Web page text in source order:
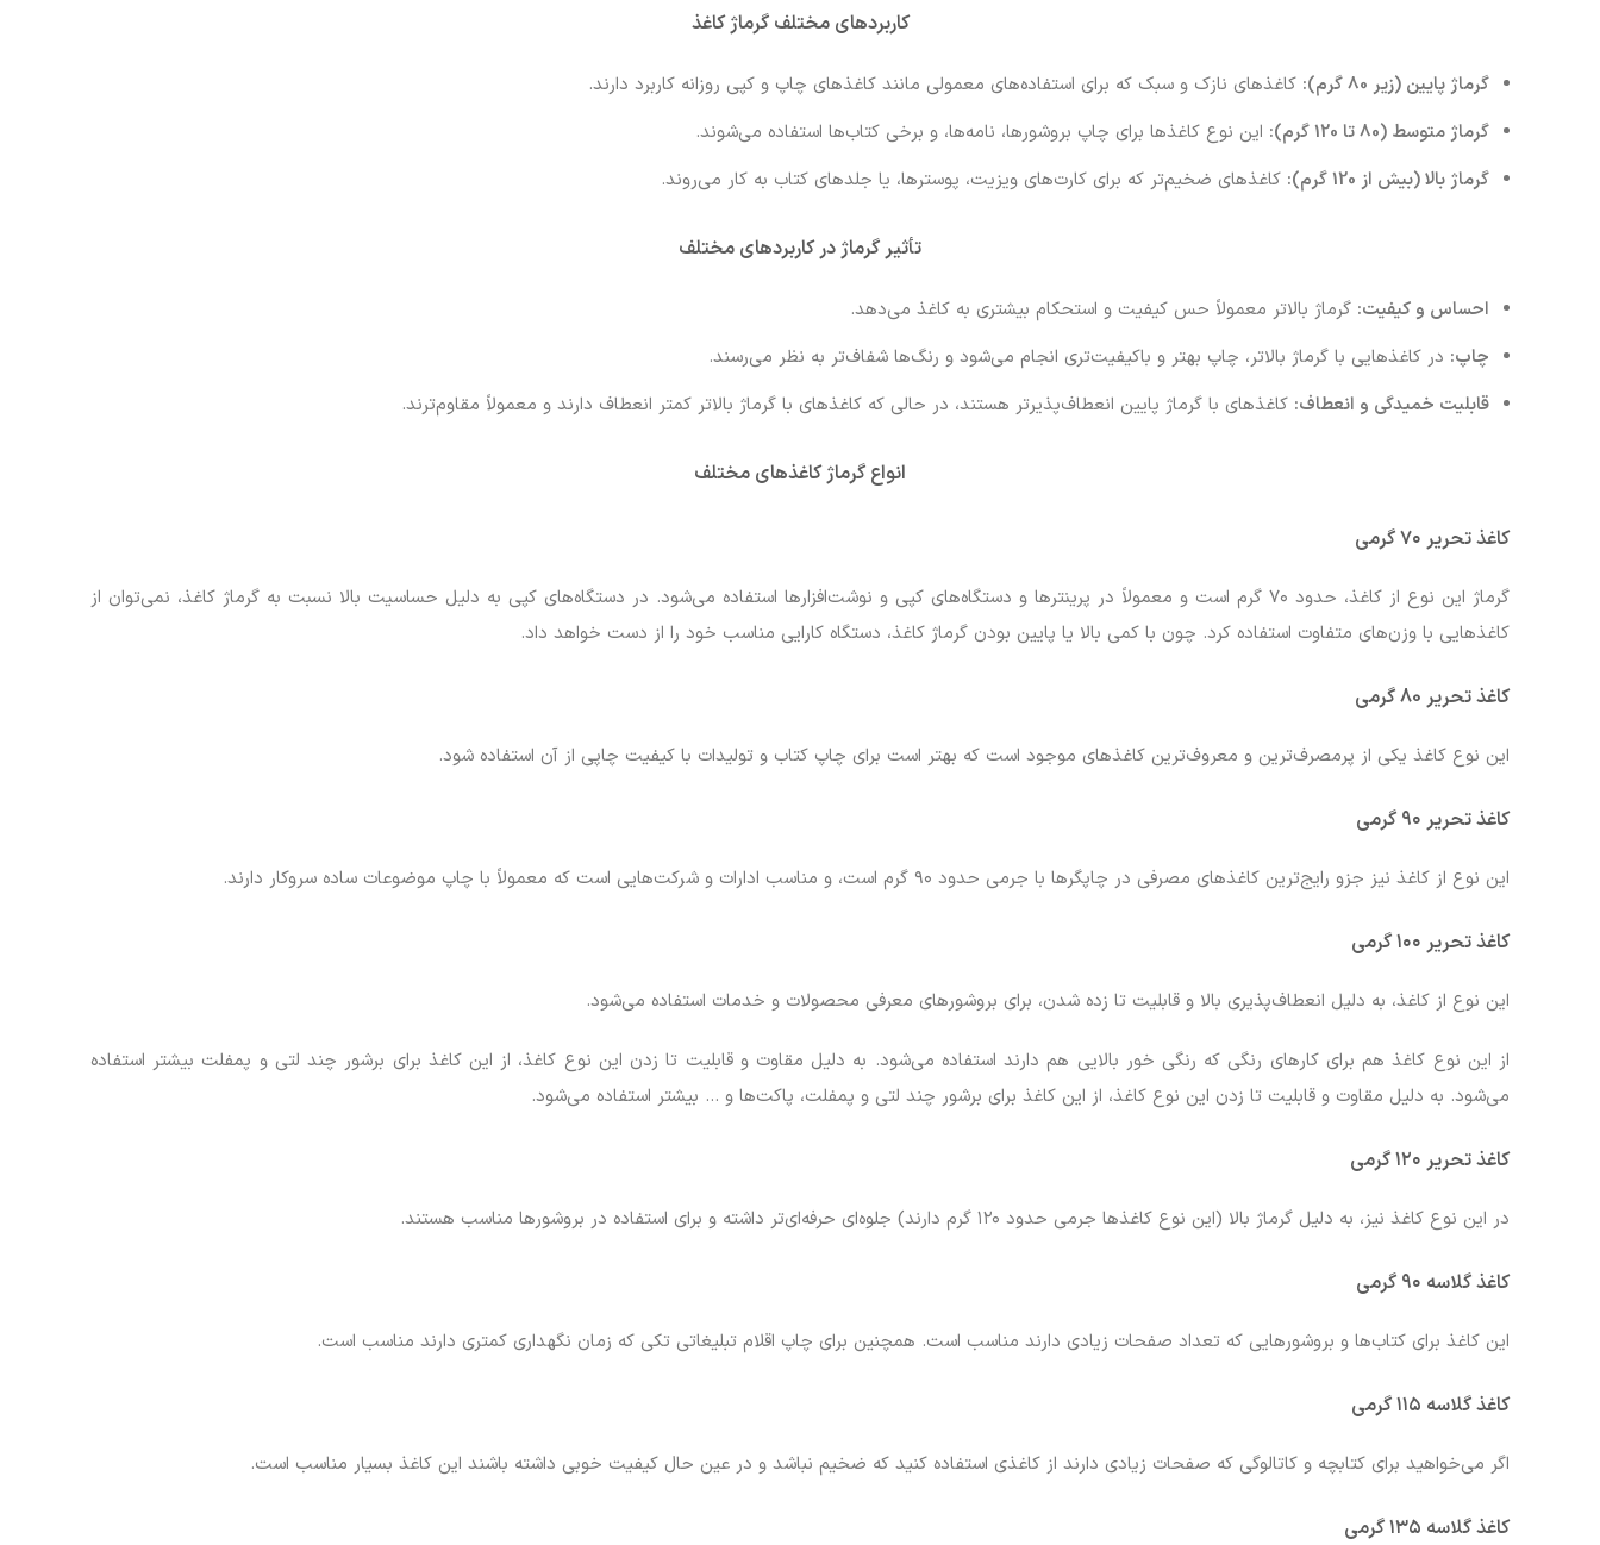
کاربردهای مختلف گرماژ کاغذ
گرماژ پایین (زیر 80 گرم):
کاغذهای نازک و سبک که برای استفاده‌های معمولی مانند کاغذهای چاپ و کپی روزانه کاربرد دارند.
گرماژ متوسط (80 تا 120 گرم):
این نوع کاغذها برای چاپ بروشورها، نامه‌ها، و برخی کتاب‌ها استفاده می‌شوند.
گرماژ بالا (بیش از 120 گرم):
کاغذهای ضخیم‌تر که برای کارت‌های ویزیت، پوسترها، یا جلدهای کتاب به کار می‌روند.
تأثیر گرماژ در کاربردهای مختلف
احساس و کیفیت: گرماژ بالاتر معمولاً حس کیفیت و استحکام بیشتری به کاغذ می‌دهد.
چاپ: در کاغذهایی با گرماژ بالاتر، چاپ بهتر و باکیفیت‌تری انجام می‌شود و رنگ‌ها شفاف‌تر به نظر می‌رسند.
قابلیت خمیدگی و انعطاف: کاغذهای با گرماژ پایین انعطاف‌پذیرتر هستند، در حالی که کاغذهای با گرماژ بالاتر کمتر انعطاف دارند و معمولاً مقاوم‌ترند.
انواع گرماژ کاغذهای مختلف
کاغذ تحریر ۷۰ گرمی
گرماژ این نوع از کاغذ، حدود ۷۰ گرم است و معمولاً در پرینترها و دستگاه‌های کپی و نوشت‌افزارها استفاده می‌شود. در دستگاه‌های کپی به دلیل حساسیت بالا نسبت به گرماژ کاغذ، نمی‌توان از
کاغذهایی با وزن‌های متفاوت استفاده کرد. چون با کمی بالا یا پایین بودن گرماژ کاغذ، دستگاه کارایی مناسب خود را از دست خواهد داد.
کاغذ تحریر 80گرمی
این نوع کاغذ یکی از پرمصرف‌ترین و معروف‌ترین کاغذهای موجود است که بهتر است برای چاپ کتاب و تولیدات با کیفیت چاپی از آن استفاده شود.
کاغذ تحریر ۹۰ گرمی
این نوع از کاغذ نیز جزو رایج‌ترین کاغذهای مصرفی در چاپگرها با جرمی حدود ۹۰ گرم است، و مناسب ادارات و شرکت‌هایی است که معمولاً با چاپ موضوعات ساده سروکار دارند.
کاغذ تحریر ۱۰۰ گرمی
این نوع از کاغذ، به دلیل انعطاف‌پذیری بالا و قابلیت تا زده شدن، برای بروشورهای معرفی محصولات و خدمات استفاده می‌شود.
از این نوع کاغذ هم برای کارهای رنگی که رنگی خور بالایی هم دارند استفاده می‌شود. به دلیل مقاوت و قابلیت تا زدن این نوع کاغذ، از این کاغذ برای برشور چند لتی و پمفلت بیشتر استفاده
می‌شود. به دلیل مقاوت و قابلیت تا زدن این نوع کاغذ، از این کاغذ برای برشور چند لتی و پمفلت، پاکت‌ها و … بیشتر استفاده می‌شود.
کاغذ تحریر ۱۲۰ گرمی
در این نوع کاغذ نیز، به دلیل گرماژ بالا (این نوع کاغذها جرمی حدود ۱۲۰ گرم دارند) جلوه‌ای حرفه‌ای‌تر داشته و برای استفاده در بروشورها مناسب هستند.
کاغذ گلاسه ۹۰ گرمی
این کاغذ برای کتاب‌ها و بروشورهایی که تعداد صفحات زیادی دارند مناسب است. همچنین برای چاپ اقلام تبلیغاتی تکی که زمان نگهداری کمتری دارند مناسب است.
کاغذ گلاسه ۱۱۵گرمی
اگر می‌خواهید برای کتابچه و کاتالوگی که صفحات زیادی دارند از کاغذی استفاده کنید که ضخیم نباشد و در عین حال کیفیت خوبی داشته باشند این کاغذ بسیار مناسب است.
کاغذ گلاسه ۱۳۵گرمی